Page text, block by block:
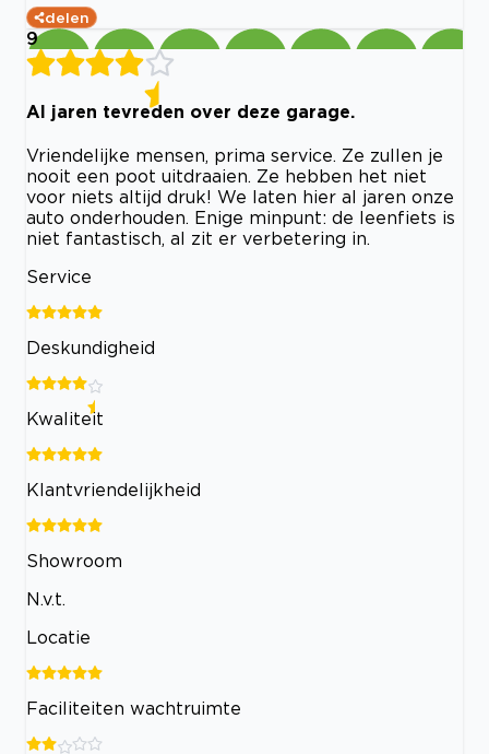
delen
9
Al jaren tevreden over deze garage.
Vriendelijke mensen, prima service. Ze zullen je
nooit een poot uitdraaien. Ze hebben het niet
voor niets altijd druk! We laten hier al jaren onze
auto onderhouden. Enige minpunt: de leenfiets is
niet fantastisch, al zit er verbetering in.
Service
Deskundigheid
Kwaliteit
Klantvriendelijkheid
Showroom
N.v.t.
Locatie
Faciliteiten wachtruimte